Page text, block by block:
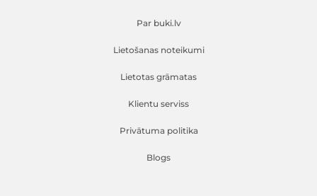
Par buki.lv
Lietošanas noteikumi
Lietotas grāmatas
Klientu serviss
Privātuma politika
Blogs